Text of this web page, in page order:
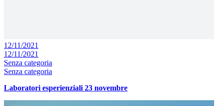
12/11/2021
12/11/2021
Senza categoria
Senza categoria
Laboratori esperienziali 23 novembre